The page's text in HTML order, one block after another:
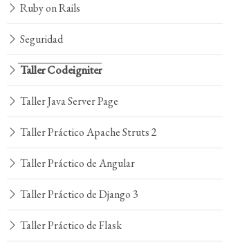
Ruby on Rails
Seguridad
Taller Codeigniter
Taller Java Server Page
Taller Práctico Apache Struts 2
Taller Práctico de Angular
Taller Práctico de Django 3
Taller Práctico de Flask